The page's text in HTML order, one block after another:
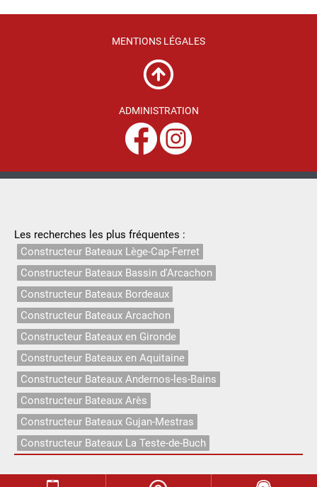
MENTIONS LÉGALES
ADMINISTRATION
Les recherches les plus fréquentes :
Constructeur Bateaux Lège-Cap-Ferret
Constructeur Bateaux Bassin d'Arcachon
Constructeur Bateaux Bordeaux
Constructeur Bateaux Arcachon
Constructeur Bateaux en Gironde
Constructeur Bateaux en Aquitaine
Constructeur Bateaux Andernos-les-Bains
Constructeur Bateaux Arès
Constructeur Bateaux Gujan-Mestras
Constructeur Bateaux La Teste-de-Buch